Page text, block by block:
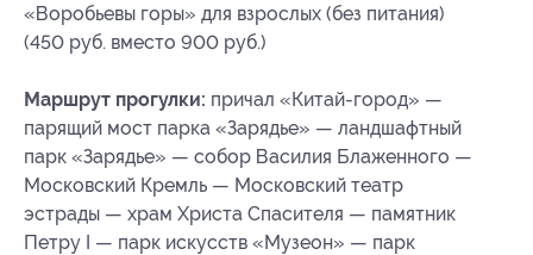
«Воробьевы горы» для взрослых (без питания)
(450 руб. вместо 900 руб.)
Маршрут прогулки: причал «Китай-город» —
парящий мост парка «Зарядье» — ландшафтный
парк «Зарядье» — собор Василия Блаженного —
Московский Кремль — Московский театр
эстрады — храм Христа Спасителя — памятник
Петру I — парк искусств «Музеон» — парк